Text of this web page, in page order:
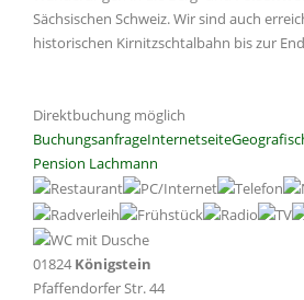
Sächsischen Schweiz. Wir sind auch
historischen Kirnitzschtalbahn bis zur
Direktbuchung möglich
BuchungsanfrageInternetseite
Pension Lachmann
01824 Königstein
Pfaffendorfer Str. 44